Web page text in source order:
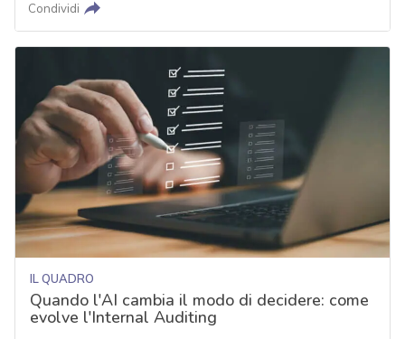
Condividi
IL QUADRO
Quando l'AI cambia il modo di decidere: come
evolve l'Internal Auditing